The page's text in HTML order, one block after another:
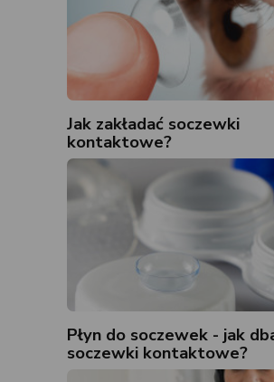
Jak zakładać soczewki
kontaktowe?
Płyn do soczewek - jak
soczewki kontaktowe?